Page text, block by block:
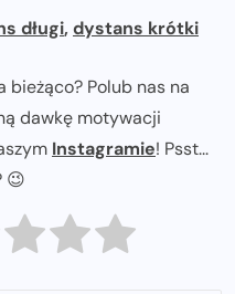
długi, dystans krótki
bieżąco? Polub nas na
dawkę motywacji
Instagramie! Psst...
😉